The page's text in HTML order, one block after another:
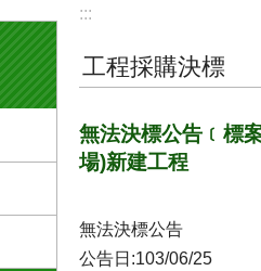
:::
工程採購決標
無法決標公告﹝標
場)新建工程
無法決標公告
公告日:103/06/25